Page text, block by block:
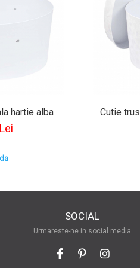
hartie alba Cutie
SOCIAL
Urmareste-ne in social media